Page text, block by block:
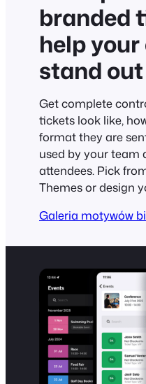
branded
help
stand out
Get complete
tickets look like,
format they are
used by your team
attendees. Pick
Themes or design
Galeria motywów